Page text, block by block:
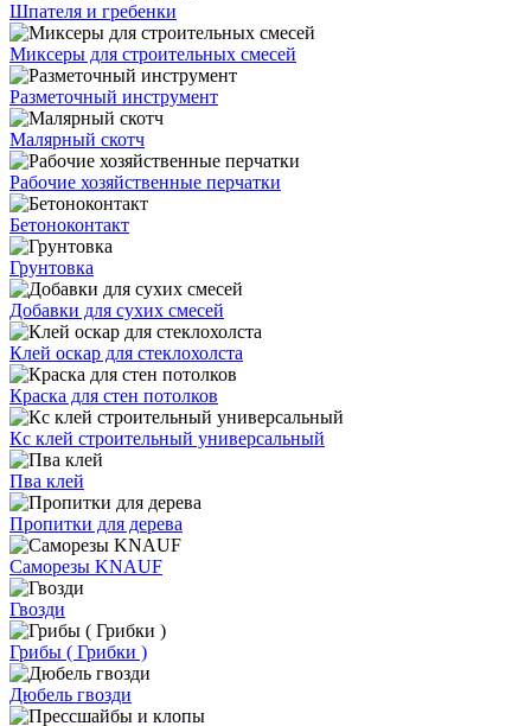
Шпателя и гребенки
Миксеры для строительных смесей
Разметочный инструмент
Малярный скотч
Рабочие хозяйственные перчатки
Бетоноконтакт
Грунтовка
Добавки для сухих смесей
Клей оскар для стеклохолста
Краска для стен потолков
Кс клей строительный универсальный
Пва клей
Пропитки для дерева
Саморезы KNAUF
Гвозди
Грибы ( Грибки )
Дюбель гвозди